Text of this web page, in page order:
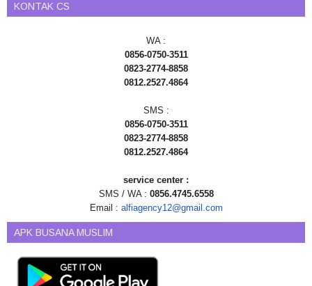
KONTAK CS
WA :
0856-0750-3511
0823-2774-8858
0812.2527.4864
SMS :
0856-0750-3511
0823-2774-8858
0812.2527.4864
service center :
SMS / WA : 0856.4745.6558
Email : alfiagency12@gmail.com
APK BUSANA MUSLIM